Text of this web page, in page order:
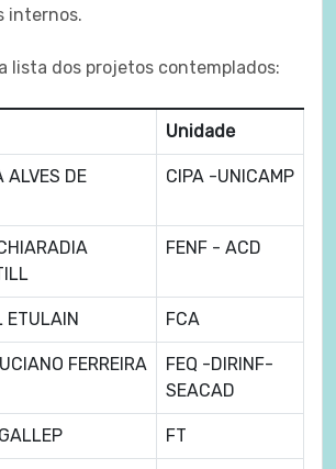
internos.
lista dos projetos contemplados:
Unidade
ALVES DE
CIPA -UNICAMP
FENF - ACD
ETULAIN FCA
FERREIRA
FEQ -DIRINF-
SEACAD
FT